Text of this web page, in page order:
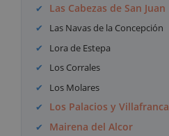
Las Cabezas de San Juan
Las Navas de la Concepción
Lora de Estepa
Los Corrales
Los Molares
Los Palacios y Villafranca
Mairena del Alcor